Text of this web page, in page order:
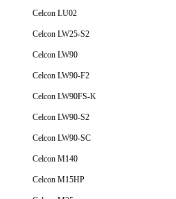
Celcon LU02
Celcon LW25-S2
Celcon LW90
Celcon LW90-F2
Celcon LW90FS-K
Celcon LW90-S2
Celcon LW90-SC
Celcon M140
Celcon M15HP